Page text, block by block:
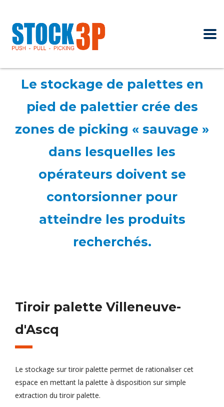
Le stockage de palettes en
pied de palettier crée des
zones de picking « sauvage »
dans lesquelles les
opérateurs doivent se
contorsionner pour
atteindre les produits
recherchés.
Tiroir palette Villeneuve-
d'Ascq
Le stockage sur tiroir palette permet de rationaliser cet
espace en mettant la palette à disposition sur simple
extraction du tiroir palette.